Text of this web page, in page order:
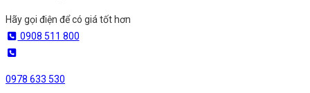
Hãy gọi điện để có giá tốt hơn
0908 511 800
0978 633 530